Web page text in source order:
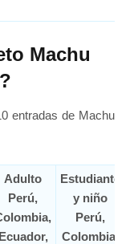
Machu
entradas de Machu
Adulto
Perú,
Ecuador,
Estudiante
y niño
Perú,
Colombia,